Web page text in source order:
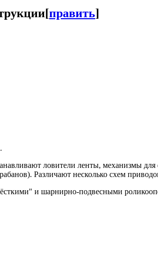
[править]
ловители ленты, механизмы
Различают несколько схем
и шарнирно-подвесными